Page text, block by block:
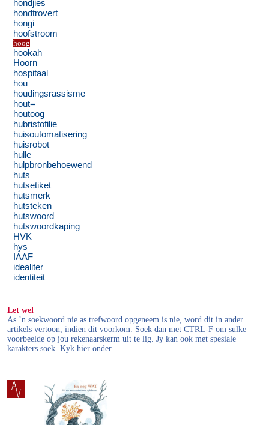
hondjies
hondtrovert
hongi
hoofstroom
hoog
hookah
Hoorn
hospitaal
hou
houdingsrassisme
hout=
houtoog
hubristofilie
huisoutomatisering
huisrobot
hulle
hulpbronbehoewend
huts
hutsetiket
hutsmerk
hutsteken
hutswoord
hutswoordkaping
HVK
hys
IAAF
idealiter
identiteit
Let wel
As ’n soekwoord nie as trefwoord opgeneem is nie, word dit in ander
artikels vertoon, indien dit voorkom. Soek dan met CTRL-F om sulke
voorbeelde op jou rekenaarskerm uit te lig. Jy kan ook met spesiale
karakters soek. Kyk hier onder.